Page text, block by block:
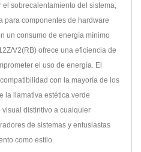
sobrecalentamiento del sistema,
para componentes de hardware
un consumo de energía mínimo
V2(RB) ofrece una eficiencia de
el uso de energía. El
con la mayoría de los
la llamativa estética verde
distintivo a cualquier
de sistemas y entusiastas
como estilo.